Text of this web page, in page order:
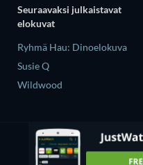
Seuraavaksi julkaistavat
elokuvat
Ryhmä Hau: Dinoelokuva
Susie Q
Wildwood